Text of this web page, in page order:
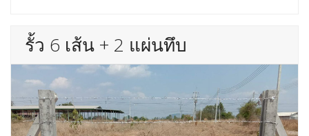
รั้ว 6 เส้น + 2 แผ่นทึบ